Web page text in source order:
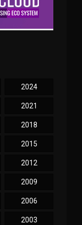
2024
2021
2018
2015
2012
2009
2006
2003